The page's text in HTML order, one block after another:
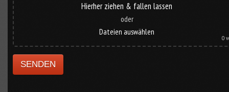
Hierher ziehen & fallen lassen
oder
Dateien auswählen
0